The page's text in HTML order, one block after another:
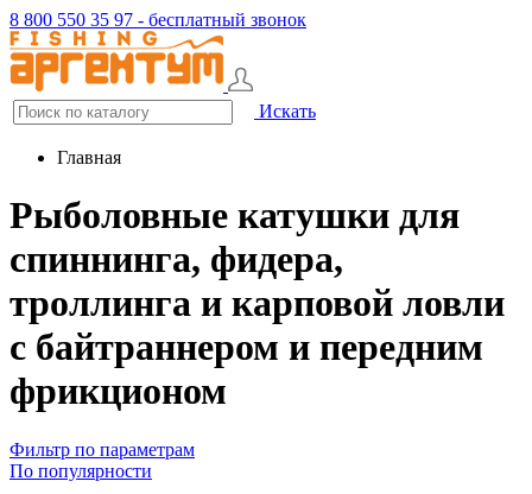
8 800 550 35 97 - бесплатный звонок
Искать
Главная
Рыболовные катушки для
спиннинга, фидера,
троллинга и карповой ловли
с байтраннером и передним
фрикционом
Фильтр по параметрам
По популярности